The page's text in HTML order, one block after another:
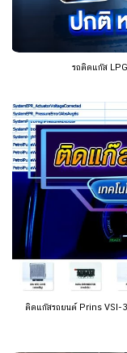
รถติดแก๊ส
ติดแก๊สรถยนต์ Prins VSI-